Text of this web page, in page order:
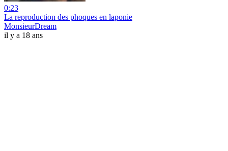
0:23
La reproduction des phoques en laponie
MonsieurDream
il y a 18 ans